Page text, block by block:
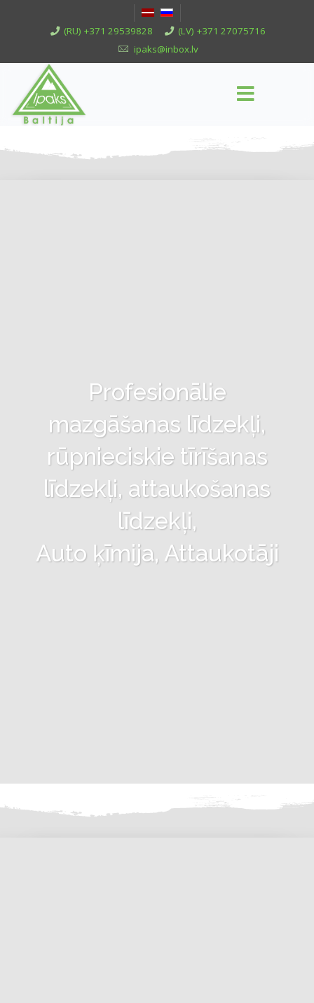
(RU) +371 29539828
(LV) +371 27075716
ipaks@inbox.lv
Profesionālie
mazgāšanas līdzekļi,
rūpnieciskie tīrīšanas
līdzekļi, attaukošanas
līdzekļi,
Auto ķīmija, Attaukotāji